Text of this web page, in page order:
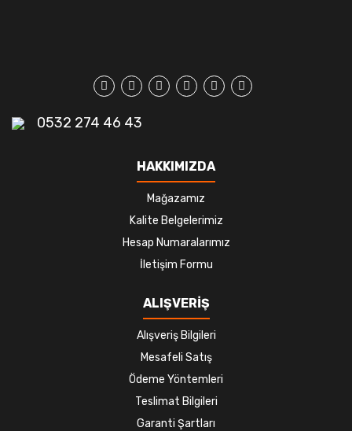
0532 274 46 43
HAKKIMIZDA
Mağazamız
Kalite Belgelerimiz
Hesap Numaralarımız
İletişim Formu
ALIŞVERİŞ
Alışveriş Bilgileri
Mesafeli Satış
Ödeme Yöntemleri
Teslimat Bilgileri
Garanti Şartları